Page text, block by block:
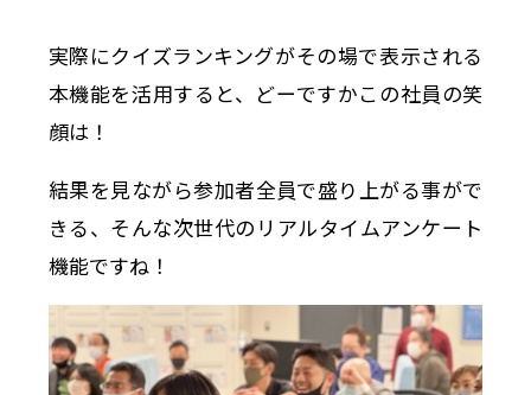
実際にクイズランキングがその場で表示される
本機能を活用すると、どーですかこの社員の笑
顔は！
結果を見ながら参加者全員で盛り上がる事がで
きる、そんな次世代のリアルタイムアンケート
機能ですね！